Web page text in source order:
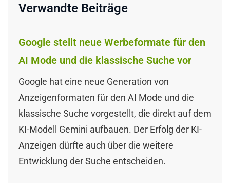
Verwandte Beiträge
Google stellt neue Werbeformate für den
AI Mode und die klassische Suche vor
Google hat eine neue Generation von
Anzeigenformaten für den AI Mode und die
klassische Suche vorgestellt, die direkt auf dem
KI-Modell Gemini aufbauen. Der Erfolg der KI-
Anzeigen dürfte auch über die weitere
Entwicklung der Suche entscheiden.